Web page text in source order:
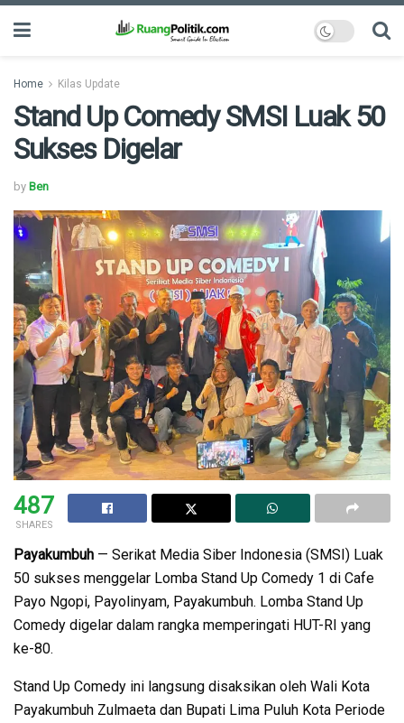
Home Kilas Update
Stand Up Comedy SMSI Luak 50
Sukses Digelar
by Ben
487
SHARES
Payakumbuh — Serikat Media Siber Indonesia (SMSI) Luak
50 sukses menggelar Lomba Stand Up Comedy 1 di Cafe
Payo Ngopi, Payolinyam, Payakumbuh. Lomba Stand Up
Comedy digelar dalam rangka memperingati HUT-RI yang
ke-80.
Stand Up Comedy ini langsung disaksikan oleh Wali Kota
Payakumbuh Zulmaeta dan Bupati Lima Puluh Kota Periode